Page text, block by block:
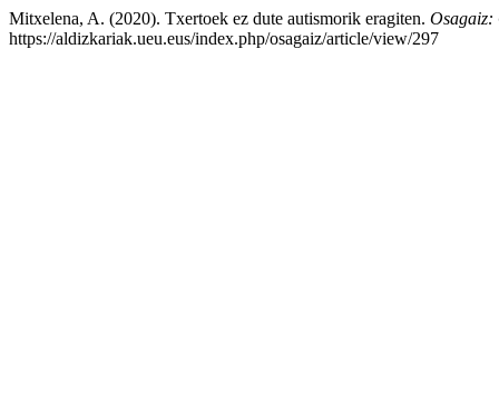
Mitxelena, A. (2020). Txertoek ez dute autismorik eragiten. Osagaiz:
https://aldizkariak.ueu.eus/index.php/osagaiz/article/view/297